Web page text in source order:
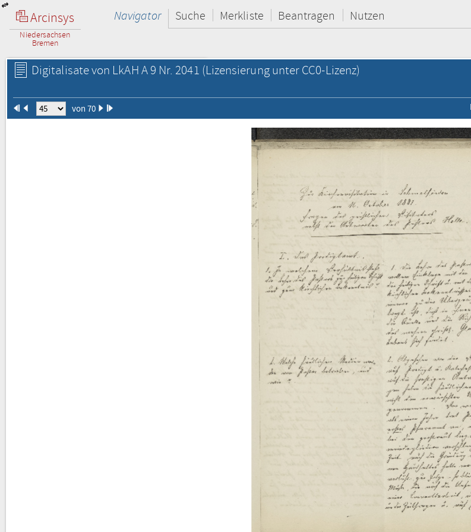
Arcinsys
Niedersachsen
Bremen
Navigator Suche Merkliste Beantragen Nutzen
Digitalisate von LkAH A 9 Nr. 2041 (Lizensierung unter CC0-Lizenz)
von 70